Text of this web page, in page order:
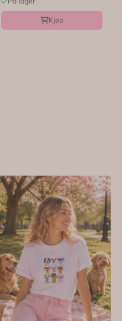
Kjøp